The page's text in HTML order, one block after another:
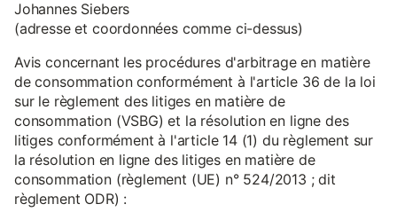
Johannes Siebers
(adresse et coordonnées comme ci-dessus)
Avis concernant les procédures d'arbitrage en matière
de consommation conformément à l'article 36 de la loi
sur le règlement des litiges en matière de
consommation (VSBG) et la résolution en ligne des
litiges conformément à l'article 14 (1) du règlement sur
la résolution en ligne des litiges en matière de
consommation (règlement (UE) n° 524/2013 ; dit
règlement ODR) :